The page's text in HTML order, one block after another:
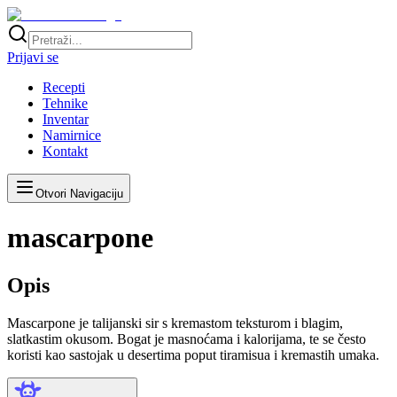
Prijavi se
Recepti
Tehnike
Inventar
Namirnice
Kontakt
Otvori Navigaciju
mascarpone
Opis
Mascarpone je talijanski sir s kremastom teksturom i blagim,
slatkastim okusom. Bogat je masnoćama i kalorijama, te se često
koristi kao sastojak u desertima poput tiramisua i kremastih umaka.